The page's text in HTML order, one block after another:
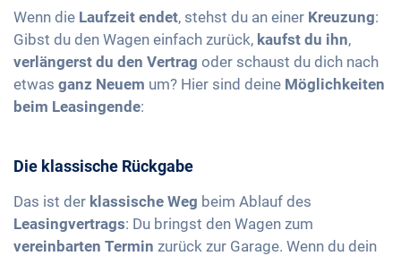
Wenn die Laufzeit endet, stehst du an einer Kreuzung:
Gibst du den Wagen einfach zurück, kaufst du ihn,
verlängerst du den Vertrag oder schaust du dich nach
etwas ganz Neuem um? Hier sind deine Möglichkeiten
beim Leasingende:
Die klassische Rückgabe
Das ist der klassische Weg beim Ablauf des
Leasingvertrags: Du bringst den Wagen zum
vereinbarten Termin zurück zur Garage. Wenn du dein